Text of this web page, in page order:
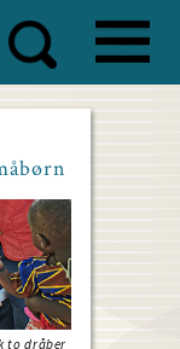
to dråber